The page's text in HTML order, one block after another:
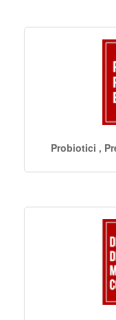
Probiotici ,